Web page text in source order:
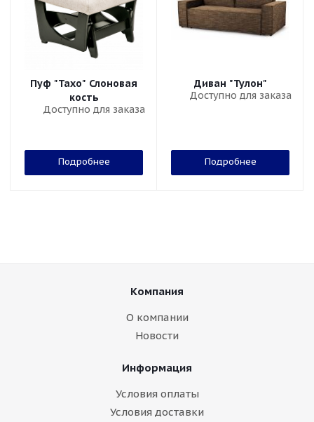
Пуф "Тахо" Слоновая
кость
Доступно для заказа
Подробнее
Диван "Тулон"
Доступно для заказа
Подробнее
Компания
О компании
Новости
Информация
Условия оплаты
Условия доставки